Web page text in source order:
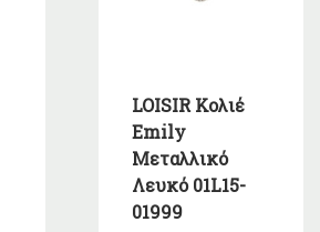
LOISIR Κολιέ
Emily
Μεταλλικό
Λευκό 01L15-
01999